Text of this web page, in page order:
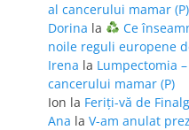
al cancerului mamar (P)
Dorina la
Ce
noile reguli europene
Irena la Lumpectomia
cancerului mamar (P)
Ion la Feriţi-vă de
Ana la V-am anulat